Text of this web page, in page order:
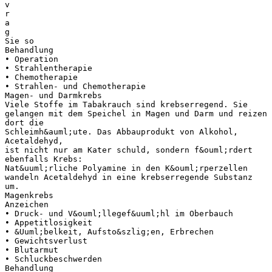
v
r
a
g
Sie so
Behandlung
• Operation
• Strahlentherapie
• Chemotherapie
• Strahlen- und Chemotherapie
Magen- und Darmkrebs
Viele Stoffe im Tabakrauch sind krebserregend. Sie
gelangen mit dem Speichel in Magen und Darm und reizen
dort die
Schleimh&auml;ute. Das Abbauprodukt von Alkohol,
Acetaldehyd,
ist nicht nur am Kater schuld, sondern f&ouml;rdert
ebenfalls Krebs:
Nat&uuml;rliche Polyamine in den K&ouml;rperzellen
wandeln Acetaldehyd in eine krebserregende Substanz
um.
Magenkrebs
Anzeichen
• Druck- und V&ouml;llegef&uuml;hl im Oberbauch
• Appetitlosigkeit
• &Uuml;belkeit, Aufsto&szlig;en, Erbrechen
• Gewichtsverlust
• Blutarmut
• Schluckbeschwerden
Behandlung